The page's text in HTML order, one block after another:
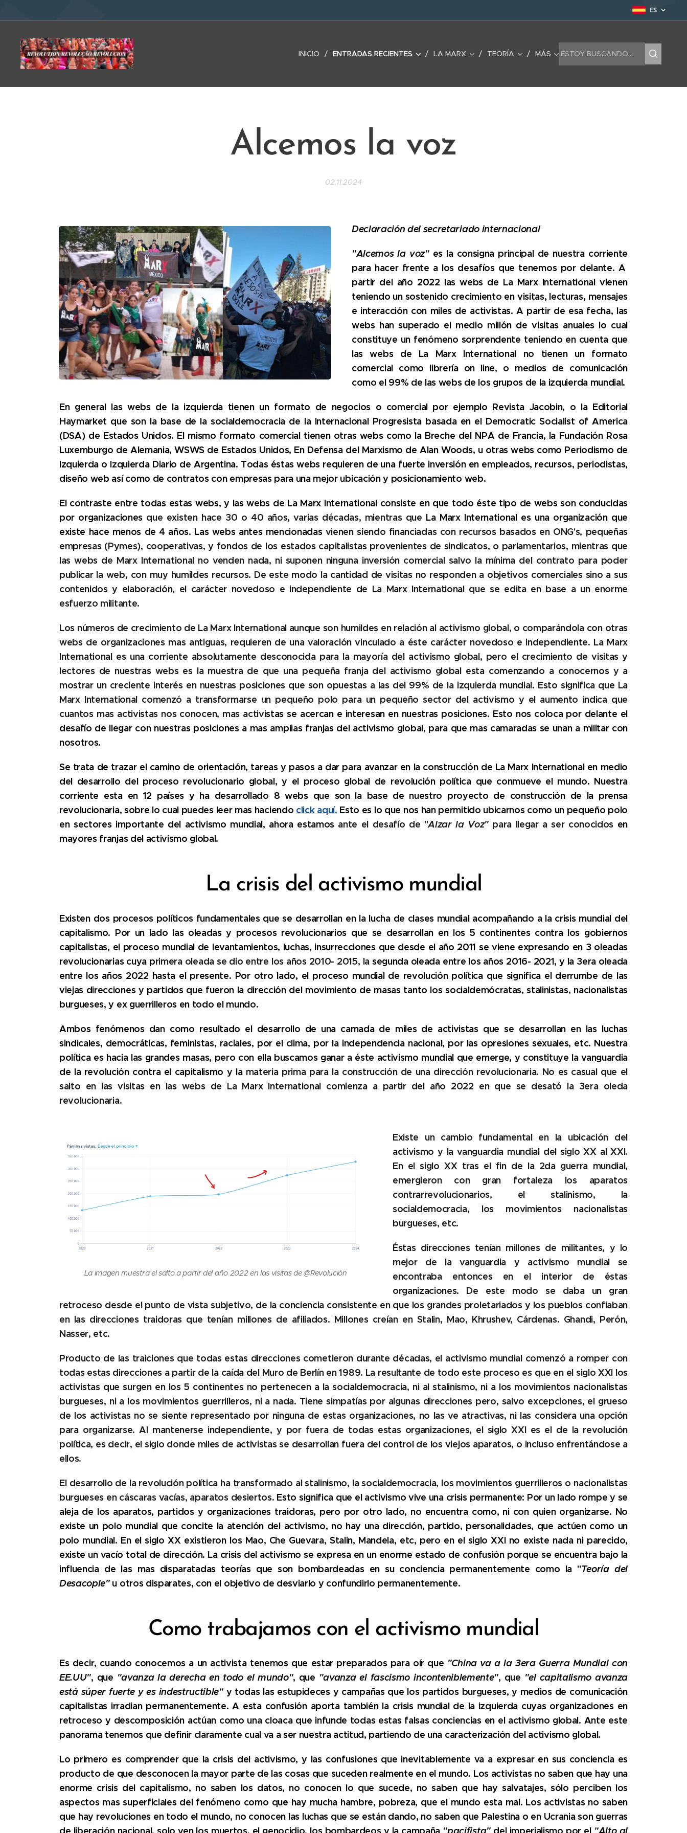
ES
INICIO ENTRADAS RECIENTES LA MARX TEORÍA MÁS
Alcemos la voz
02.11.2024
Declaración del secretariado internacional
"Alcemos la voz"es la consigna principal de nuestra corriente
para hacer frente a los desafíos que tenemos por delante. A
partir del año 2022 las webs de La Marx International vienen
teniendo un sostenido crecimiento en visitas, lecturas, mensajes
e interacción con miles de activistas. A partir de esa fecha, las
webs han superado el medio millón de visitas anuales lo cual
constituye un fenómeno sorprendente teniendo en cuenta que
las webs de La Marx International no tienen un formato
comercial como librería on line, o medios de comunicación
como el 99% de las webs de los grupos de la izquierda mundial.
En general las webs de la izquierda tienen un formato de negocios o comercial por ejemplo Revista Jacobin, o la Editorial
Haymarket que son la base de la socialdemocracia de la Internacional Progresista basada en el Democratic Socialist of America
(DSA) de Estados Unidos. El mismo formato comercial tienen otras webs como la Breche del NPA de Francia, la Fundación Rosa
Luxemburgo de Alemania, WSWS de Estados Unidos, En Defensa del Marxismo de Alan Woods, u otras webs como Periodismo de
Izquierda o Izquierda Diario de Argentina. Todas éstas webs requieren de una fuerte inversión en empleados, recursos, periodistas,
diseño web así como de contratos con empresas para una mejor ubicación y posicionamiento web.
El contraste entre todas estas webs, y las webs de La Marx International consiste en que todo éste tipo de webs son conducidas
por organizaciones que existen hace 30 o 40 años, varias décadas, mientras que La Marx International es una organización que
existe hace menos de 4 años. Las webs antes mencionadas vienen siendo financiadas con recursos basados en ONG's, pequeñas
empresas (Pymes), cooperativas, y fondos de los estados capitalistas provenientes de sindicatos, o parlamentarios, mientras que
las webs de Marx International no venden nada, ni suponen ninguna inversión comercial salvo la mínima del contrato para poder
publicar la web, con muy humildes recursos. De este modo la cantidad de visitas no responden a objetivos comerciales sino a sus
contenidos y elaboración, el carácter novedoso e independiente de La Marx International que se edita en base a un enorme
esfuerzo militante.
Los números de crecimiento de La Marx International aunque son humildes en relación al activismo global, o comparándola con otras
webs de organizaciones mas antiguas, requieren de una valoración vinculado a éste carácter novedoso e independiente. La Marx
International es una corriente absolutamente desconocida para la mayoría del activismo global, pero el crecimiento de visitas y
lectores de nuestras webs es la muestra de que una pequeña franja del activismo global esta comenzando a conocernos y a
mostrar un creciente interés en nuestras posiciones que son opuestas a las del 99% de la izquierda mundial. Esto significa que La
Marx International comenzó a transformarse un pequeño polo para un pequeño sector del activismo y el aumento indica que
cuantos mas activistas nos conocen, mas activistas se acercan e interesan en nuestras posiciones. Esto nos coloca por delante el
desafío de llegar con nuestras posiciones a mas amplias franjas del activismo global, para que mas camaradas se unan a militar con
nosotros.
Se trata de trazar el camino de orientación, tareas y pasos a dar para avanzar en la construcción de La Marx International en medio
del desarrollo del proceso revolucionario global, y el proceso global de revolución política que conmueve el mundo. Nuestra
corriente esta en 12 países y ha desarrollado 8 webs que son la base de nuestro proyecto de construcción de la prensa
revolucionaria, sobre lo cual puedes leer mas haciendo click aquí. Esto es lo que nos han permitido ubicarnos como un pequeño polo
en sectores importante del activismo mundial, ahora estamos ante el desafío de "Alzar la Voz"para llegar a ser conocidos en
mayores franjas del activismo global.
La crisis del activismo mundial
Existen dos procesos políticos fundamentales que se desarrollan en la lucha de clases mundial acompañando a la crisis mundial del
capitalismo. Por un lado las oleadas y procesos revolucionarios que se desarrollan en los 5 continentes contra los gobiernos
capitalistas, el proceso mundial de levantamientos, luchas, insurrecciones que desde el año 2011 se viene expresando en 3 oleadas
revolucionarias cuya primera oleada se dio entre los años 2010- 2015, lasegunda oleada entre los años 2016- 2021, y la 3era oleada
entre los años 2022 hasta el presente. Por otro lado, el proceso mundial de revolución política que significa el derrumbe de las
viejas direcciones y partidos que fueron la dirección del movimiento de masas tanto los socialdemócratas, stalinistas, nacionalistas
burgueses, y ex guerrilleros en todo el mundo.
Ambos fenómenos dan como resultado el desarrollo de una camada de miles de activistas que se desarrollan en las luchas
sindicales, democráticas, feministas, raciales, por el clima, por la independencia nacional, por las opresiones sexuales, etc. Nuestra
política es hacia las grandes masas, pero con ella buscamos ganar a éste activismo mundial que emerge, y constituye la vanguardia
de la revolución contra el capitalismo y la materia prima para la construcción de una dirección revolucionaria. No es casual que el
salto en las visitas en las webs de La Marx International comienza a partir del año 2022 en que se desató la 3era oleda
revolucionaria.
La imagen muestra el salto a partir del año 2022 en las visitas de @Revolución
Existe un cambio fundamental en la ubicación del
activismo y la vanguardia mundial del siglo XX al XXI.
En el siglo XX tras el fin de la 2da guerra mundial,
emergieron con gran fortaleza los aparatos
contrarrevolucionarios, el stalinismo, la
socialdemocracia, los movimientos nacionalistas
burgueses, etc.
Éstas direcciones tenían millones de militantes, y lo
mejor de la vanguardia y activismo mundial se
encontraba entonces en el interior de éstas
organizaciones. De este modo se daba un gran
retroceso desde el punto de vista subjetivo, de la conciencia consistente en que los grandes proletariados y los pueblos confiaban
en las direcciones traidoras que tenían millones de afiliados. Millones creían en Stalin, Mao, Khrushev, Cárdenas. Ghandi, Perón,
Nasser, etc.
Producto de las traiciones que todas estas direcciones cometieron durante décadas, el activismo mundial comenzó a romper con
todas estas direcciones a partir de la caída del Muro de Berlín en 1989. La resultante de todo este proceso es que en el siglo XXI los
activistas que surgen en los 5 continentes no pertenecen a la socialdemocracia, ni al stalinismo, ni a los movimientos nacionalistas
burgueses, ni a los movimientos guerrilleros, ni a nada. Tiene simpatías por algunas direcciones pero, salvo excepciones, el grueso
de los activistas no se siente representado por ninguna de estas organizaciones, no las ve atractivas, ni las considera una opción
para organizarse.Al mantenerse independiente, y por fuera de todas estas organizaciones, el siglo XXI es el de la revolución
política, es decir, el siglo donde miles de activistas se desarrollan fuera del control de los viejos aparatos, o incluso enfrentándose a
ellos.
El desarrollo de la revolución política ha transformado al stalinismo, la socialdemocracia, los movimientos guerrilleros o nacionalistas
burgueses en cáscaras vacías, aparatos desiertos. Esto significa que el activismo vive una crisis permanente: Por un lado rompe y se
aleja de los aparatos, partidos y organizaciones traidoras, pero por otro lado, no encuentra como, ni con quien organizarse. No
existe un polo mundial que concite la atención del activismo, no hay una dirección, partido, personalidades, que actúen como un
polo mundial. En el siglo XX existieron los Mao, Che Guevara, Stalin, Mandela, etc, pero en el siglo XXI no existe nada ni parecido,
existe un vacío total de dirección. La crisis del activismo se expresaen un enorme estado de confusión porque se encuentra bajo la
influencia de las mas disparatadas teorías que son bombardeadas en su conciencia permanentemente como la "Teoría del
Desacople"u otros disparates, con el objetivo de desviarlo y confundirlo permanentemente.
Como trabajamos con el activismo mundial
Es decir, cuando conocemos a un activista tenemos que estar preparados para oír que "China va a la 3era Guerra Mundial con
EE.UU", que "avanza la derecha en todo el mundo", que "avanza el fascismo inconteniblemente", que "el capitalismo avanza
está súper fuerte y es indestructible"y todas las estupideces y campañas que los partidos burgueses, y medios de comunicación
capitalistas irradian permanentemente. A esta confusión aporta también la crisis mundial de la izquierda cuyas organizaciones en
retroceso y descomposición actúan como una cloaca que infunde todas estas falsas conciencias en el activismo global. Ante este
panorama tenemos que definir claramente cual va a ser nuestra actitud, partiendo de una caracterización del activismo global.
Lo primero es comprender que la crisis del activismo, y las confusiones que inevitablemente va a expresar en sus conciencia es
producto de que desconocen la mayor parte de las cosas que suceden realmente en el mundo. Los activistas no saben que hay una
enorme crisis del capitalismo, no saben los datos, no conocen lo que sucede, no saben que hay salvatajes, sólo perciben los
aspectos mas superficiales del fenómeno como que hay mucha hambre, pobreza, que el mundo esta mal. Los activistas no saben
que hay revoluciones en todo el mundo, no conocen las luchas que se están dando, no saben que Palestina o en Ucrania son guerras